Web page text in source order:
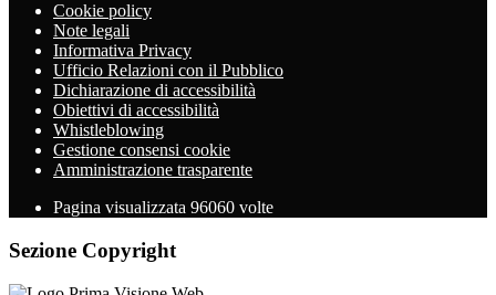
Cookie policy
Note legali
Informativa Privacy
Ufficio Relazioni con il Pubblico
Dichiarazione di accessibilità
Obiettivi di accessibilità
Whistleblowing
Gestione consensi cookie
Amministrazione trasparente
Pagina visualizzata 96060 volte
Sezione Copyright